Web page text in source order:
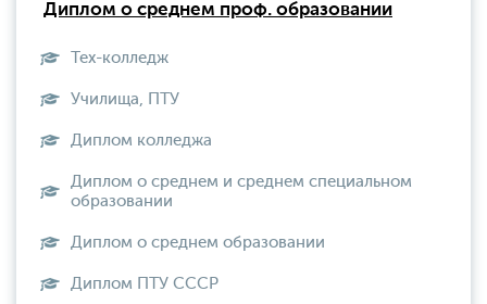
Диплом о среднем проф. образовании
Тех-колледж
Училища, ПТУ
Диплом колледжа
Диплом о среднем и среднем специальном
образовании
Диплом о среднем образовании
Диплом ПТУ СССР